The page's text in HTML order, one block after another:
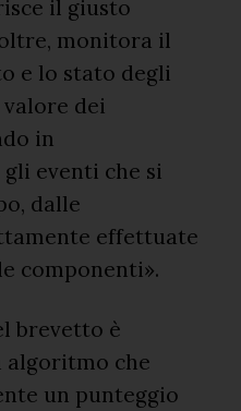
il giusto
monitora il
e lo stato degli
dei
in
eventi che si
dalle
effettuate
componenti».
brevetto è
algoritmo che
un punteggio